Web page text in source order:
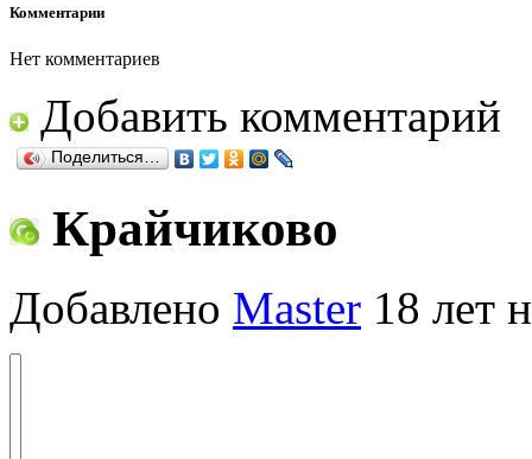
Комментарии
Нет комментариев
Добавить комментарий
Поделиться…
Крайчиково
Добавлено Master 18 лет